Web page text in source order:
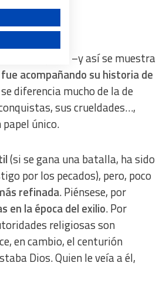
–y así se muestra
fue acompañando su historia de
diferencia mucho de la de
sus crueldades…,
único.
(si se gana una batalla, ha sido
por los pecados), pero, poco
refinada. Piénsese, por
en la época del exilio. Por
religiosas son
en cambio, el centurión
Dios. Quien le veía a él,